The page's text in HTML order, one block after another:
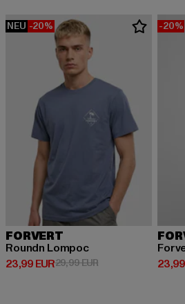
NEU -20%
FORVERT
Roundn Lompoc
23,99 EUR
Derzeitiger Preis: 23,99 EUR
29,99 EURAktionspreis: 29,99
-20%